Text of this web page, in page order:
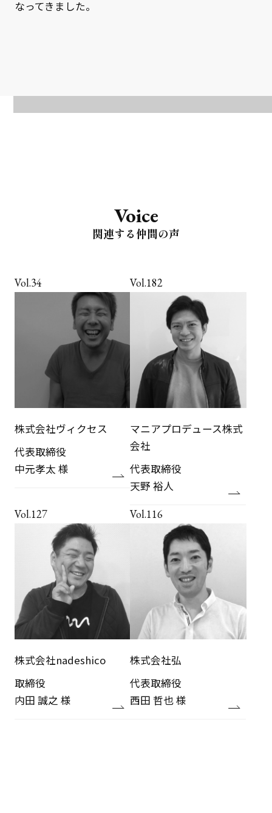
なってきました。
Voice
関連する仲間の声
Vol.34
株式会社ヴィクセス
代表取締役
中元孝太 様
Vol.182
マニアプロデュース株式
会社
代表取締役
天野 裕人
Vol.127
株式会社nadeshico
取締役
内田 誠之 様
Vol.116
株式会社弘
代表取締役
西田 哲也 様